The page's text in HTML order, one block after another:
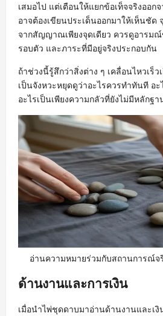
เสมอไป แต่เตือนให้แยกข้อเท็จจริงออ
อาจต้องเขียนประเด็นออกมาให้เห็นชั
จากสัญญาณเพียงจุดเดียว ควรดูอารมณ์
รอบตัว และภาระที่มีอยู่จริงประกอบกัน
ถ้าช่วงนี้รู้สึกว่าสิ่งต่าง ๆ เคลื่อนไหวเร็
เป็นจังหวะหยุดดูว่าอะไรควรทำทันที อ
อะไรเป็นเพียงความกลัวที่ยังไม่มีหลักฐ
อ่านความหมายร่วมกับสถานการณ์จ
ด้านงานและการเงิน
เมื่อนำไพ่ชุดดาบมาอ่านด้านงานและเงิ